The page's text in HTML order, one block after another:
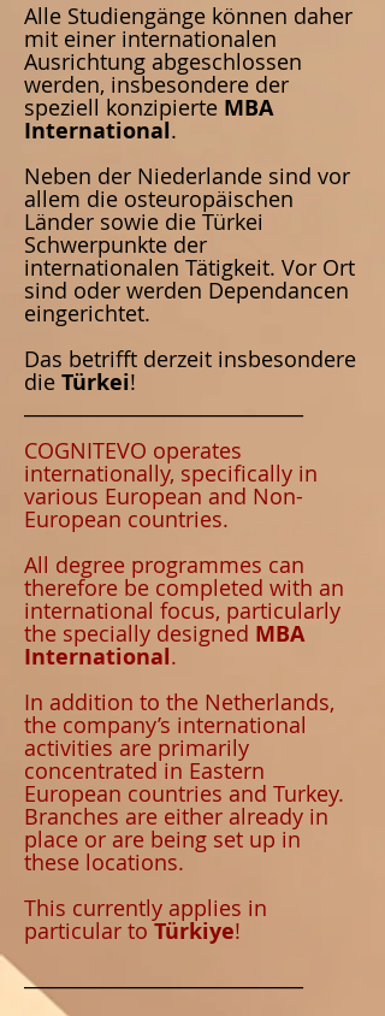
Alle Studiengänge können daher
mit einer internationalen
Ausrichtung abgeschlossen
werden, insbesondere der
speziell konzipierte MBA
International.
Neben der Niederlande sind vor
allem die osteuropäischen
Länder sowie die Türkei
Schwerpunkte der
internationalen Tätigkeit. Vor Ort
sind oder werden Dependancen
eingerichtet.
Das betrifft derzeit insbesondere
die Türkei!
COGNITEVO operates
internationally, specifically in
various European and Non-
European countries.
All degree programmes can
therefore be completed with an
international focus, particularly
the specially designed MBA
International.
In addition to the Netherlands,
the company’s international
activities are primarily
concentrated in Eastern
European countries and Turkey.
Branches are either already in
place or are being set up in
these locations.
This currently applies in
particular toTürkiye!
_____________________________